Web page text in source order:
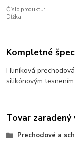
Číslo produktu:
Dĺžka:
Kompletné
Hliníková
silikónovým tesnením
Tovar zaradený
Prechodové a